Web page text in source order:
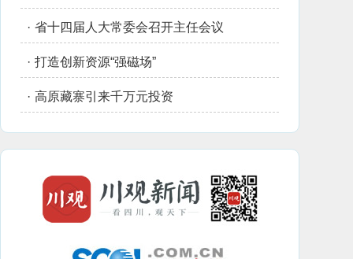
· 省十四届人大常委会召开主任会议
· 打造创新资源“强磁场”
· 高原藏寨引来千万元投资